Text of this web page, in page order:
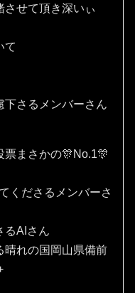
させて頂き深いぃ
て
さるメンバーさん
票まさかの🎊No.1🎊
くださるメンバーさ
るAIさん
晴れの国岡山県備前